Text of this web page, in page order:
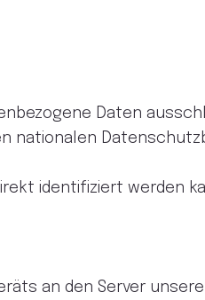
Daten
nationalen
identifiziert werden
an den Server